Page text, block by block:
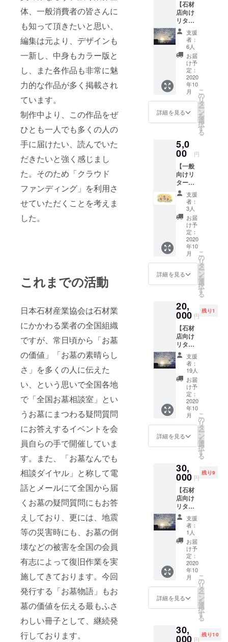
体、一般消費者の皆さんに
も知って頂きたいと思い、
編集は元より、デザインも
一新し、中身もカラー版と
し、また各作品も非常に魅
力的な作品が多く掲載され
ています。
制作中より、この作品をぜ
ひとも一人でも多くの人の
手に届けたい、読んでいた
だきたいと強く感じまし
た。そのため「クラウド
ファンディング」を利用さ
せていただくことを考えま
した。
これまでの活動
日本石材産業協会は石材業
にかかわる業者の全国組織
ですが、常日頃から「お墓
の価値」「お墓の素晴らし
さ」を多くの人に伝えた
い、という思いで全国各地
で「全国お墓相談室」とい
うお墓にまつわる疑問質問
にお答えするイベントを会
員自らの手で開催していま
す。また、「お墓なんでも
相談ダイヤル」と称して電
話とメールにて全国から届
くお墓の疑問質問にもお答
えしており、更には、地震
等の災害時にも、お墓の倒
壊などの被害を全国の会員
有志によって復旧作業を実
施してきております。今回
発行する「お墓物語」もお
墓の価値を伝える最もふさ
わしい冊子として、継続発
行しております。
～ 6冊
【石材
店向け
リター
ン２】
～スポ
ンサー
ただた
だ支援
したい
という
方へ ①
川上明
広さん
ウェブ
セミ
ズコロ
ナにお
ける石
材店の
役割」
ウェビ
ナー
②【お
墓物
語】Ⅲ
～つな
がりの
ものが
たり～
５冊
②「お
礼のお
支援
者：
6人
お届
け予
定：
2020
年10
月
詳細を見る
こ
の
リ
タ
ー
ン
を
選
択
す
る
5,0
00 円
【一般
向けリ
ター
ン
４】た
だただ
支援 ①
お礼の
お手紙
②お墓
物語Ⅲ
～つな
がりの
ものが
たり
～ 7冊
支援
者：
3人
お届
け予
定：
2020
年10
月
詳細を見る
こ
の
リ
タ
ー
ン
を
選
択
す
る
20,
000 円
残り1
【石材
店向け
リター
ン６】
① 川
上明広
さん
ウェブ
セミ
ナー
「ウィ
ズコロ
ナの時
代の石
材店の
ニュー
スレ
ター完
全マ
ニュア
ル（サ
ンプル
データ
付き）
③
「お墓
物語」
Ⅲ～つ
ながり
のもの
がたり
～ 50
支援
者：
19人
お届
け予
定：
2020
年10
月
詳細を見る
こ
の
リ
タ
ー
ン
を
選
択
す
る
30,
000 円
残り9
【石材
店向け
リター
ン４】
～スポ
ンサー
ただた
だ支援
した
い、と
いう方
①「川
上明広
さん
②「お
墓物
支援
者：
1人
お届
け予
定：
2020
年10
月
詳細を見る
こ
の
リ
タ
ー
ン
を
選
択
す
る
30,
000 円
残り10